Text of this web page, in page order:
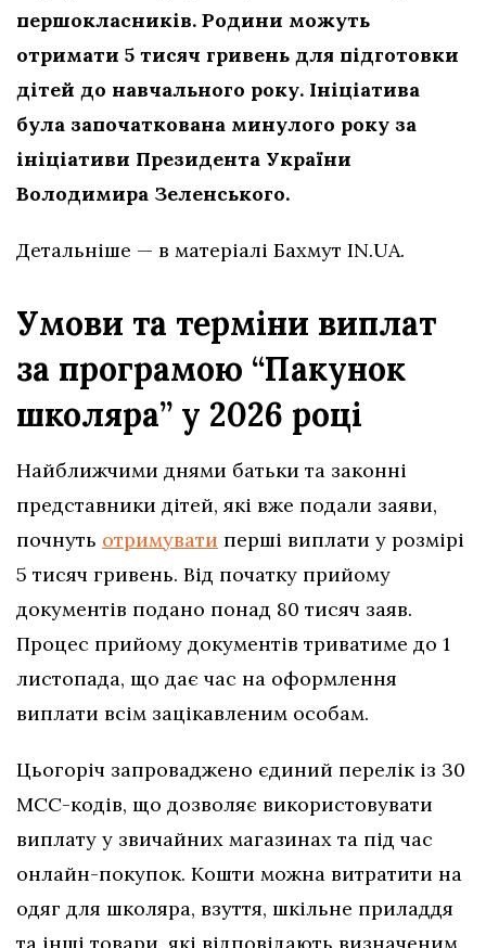
першокласників. Родини можуть
отримати 5 тисяч гривень для підготовки
дітей до навчального року. Ініціатива
була започаткована минулого року за
ініціативи Президента України
Володимира Зеленського.
Детальніше — в матеріалі Бахмут IN.UA.
Умови та терміни виплат
за програмою “Пакунок
школяра” у 2026 році
Найближчими днями батьки та законні
представники дітей, які вже подали заяви,
почнуть отримувати перші виплати у розмірі
5 тисяч гривень. Від початку прийому
документів подано понад 80 тисяч заяв.
Процес прийому документів триватиме до 1
листопада, що дає час на оформлення
виплати всім зацікавленим особам.
Цьогоріч запроваджено єдиний перелік із 30
МСС-кодів, що дозволяє використовувати
виплату у звичайних магазинах та під час
онлайн-покупок. Кошти можна витратити на
одяг для школяра, взуття, шкільне приладдя